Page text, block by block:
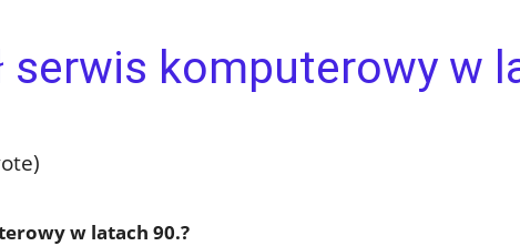
serwis komputerowy w
w latach 90.?